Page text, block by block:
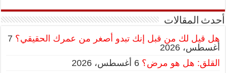
أحدث المقالات
هل قيل لك من قبل إنك تبدو أصغر من عمرك الحقيقي؟ 7
أغسطس، 2026
القلق: هل هو مرض؟ 6 أغسطس، 2026